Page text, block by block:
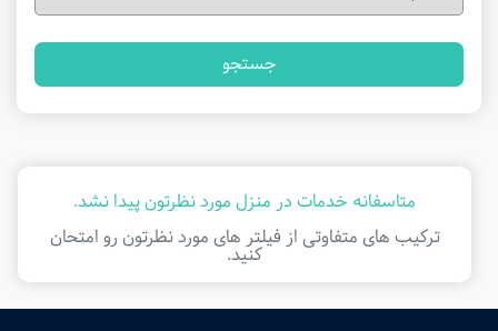
جستجو
متاسفانه خدمات در منزل مورد نظرتون پیدا نشد.
ترکیب های متفاوتی از فیلتر ‌های مورد نظرتون رو امتحان
کنید.